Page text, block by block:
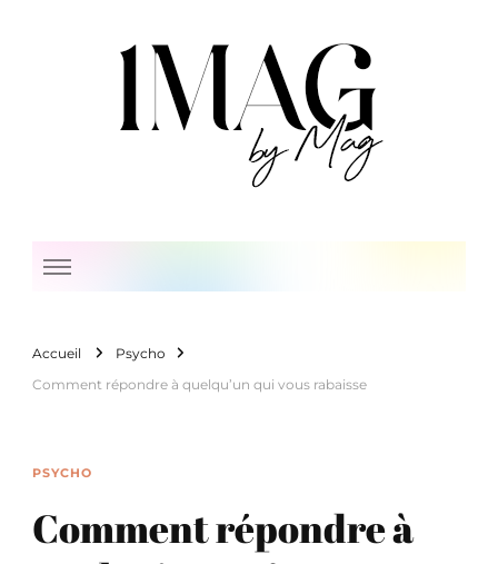
Accueil
Psycho
Comment répondre à quelqu’un qui vous rabaisse
PSYCHO
Comment répondre à